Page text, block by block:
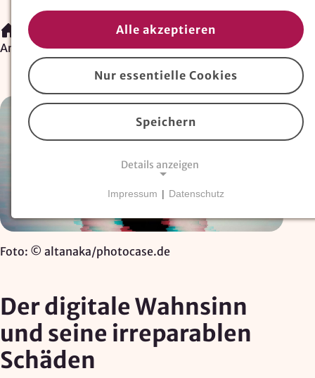
Magazin: Erziehungskunst frühe Kindheit
Artikel
Foto: © altanaka/photocase.de
Der digitale Wahnsinn
und seine irreparablen
Schäden
Alle akzeptieren
Nur essentielle Cookies
Speichern
Details anzeigen
Essentielle Cookies
sind für den Betrieb der
Website erforderlich und können nicht deaktiviert
werden. Hierzu zählen technisch notwendige
Adresssuche über
Google Places .
Google Places Autocomplete
Anbieter:
Google Ireland Ltd.
Impressum | Datenschutz